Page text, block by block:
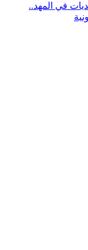
في المهد..